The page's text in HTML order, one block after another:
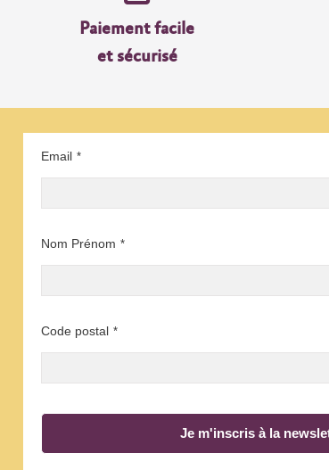
Paiement facile
et sécurisé
Email *
Nom Prénom *
Code postal *
Je m'inscris à la